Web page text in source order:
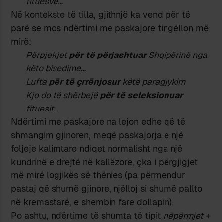
Në kontekste të tilla, gjithnjë ka vend për të
parë se mos ndërtimi me paskajore tingëllon më
mirë:
Përpjekjetpër të përjashtuarShqipërinë nga
këto bisedime…
Lufta për të çrrënjosurkëtë paragjykim
Kjo do të shërbejë për të seleksionuar
fituesit…
Ndërtimi me paskajore na lejon edhe që të
shmangim gjinoren, meqë paskajorja e një
foljeje kalimtare ndiqet normalisht nga një
kundrinë e drejtë në kallëzore, çka i përgjigjet
më mirë logjikës së thënies (pa përmendur
pastaj që shumë gjinore, njëlloj si shumë pallto
në kremastarë, e shembin fare dollapin).
Po ashtu, ndërtime të shumta të tipit nëpërmjet+